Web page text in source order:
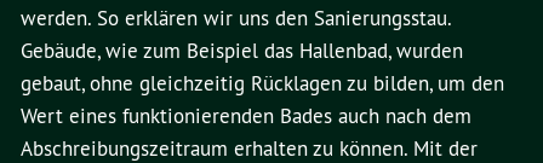
werden. So erklären wir uns den Sanierungsstau.
Gebäude, wie zum Beispiel das Hallenbad, wurden
gebaut, ohne gleichzeitig Rücklagen zu bilden, um den
Wert eines funktionierenden Bades auch nach dem
Abschreibungszeitraum erhalten zu können. Mit der